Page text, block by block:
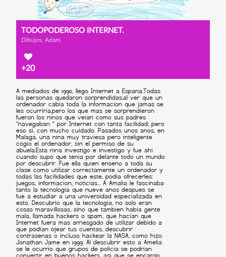
TODOPODEROSO INTERNET.
Dibujos, Adam
+20